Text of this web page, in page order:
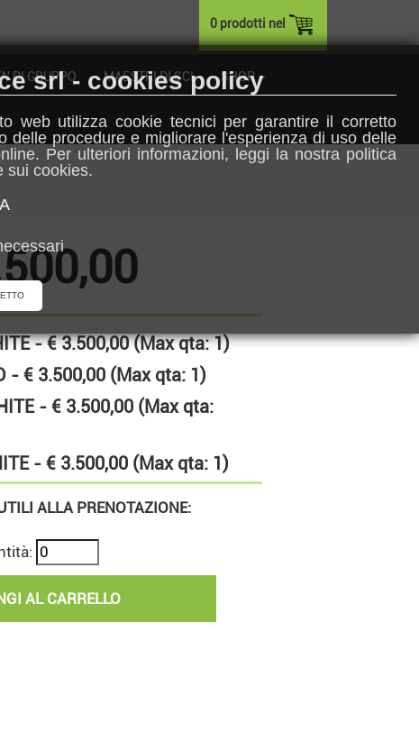
0 prodotti nel
DI GRUPPO MAESTRI DI SCI SHOP
- € 3.500,00 (Max qta: 1)
- € 3.500,00 (Max qta: 1)
- € 3.500,00 (Max qta:
- € 3.500,00 (Max qta: 1)
ALLA PRENOTAZIONE:
srl - cookies policy
web utilizza cookie tecnici per garantire il corretto
delle procedure e migliorare l'esperienza di uso delle
Per ulteriori informazioni, leggi la nostra politica
sui cookies.